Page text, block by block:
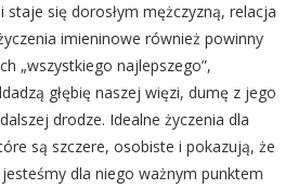
staje się dorosłym mężczyzną, relacja
imieninowe również powinny
„wszystkiego najlepszego”,
głębię naszej więzi, dumę z jego
drodze. Idealne życzenia dla
są szczere, osobiste i pokazują, że
dla niego ważnym punktem